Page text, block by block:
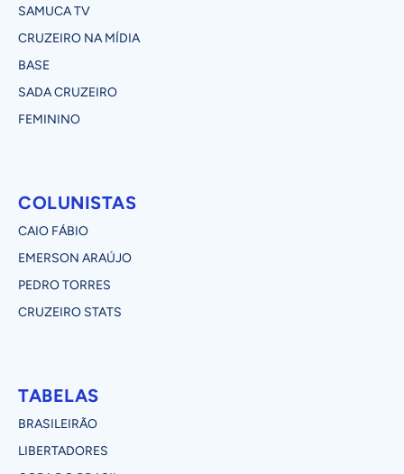
SAMUCA TV
CRUZEIRO NA MÍDIA
BASE
SADA CRUZEIRO
FEMININO
COLUNISTAS
CAIO FÁBIO
EMERSON ARAÚJO
PEDRO TORRES
CRUZEIRO STATS
TABELAS
BRASILEIRÃO
LIBERTADORES